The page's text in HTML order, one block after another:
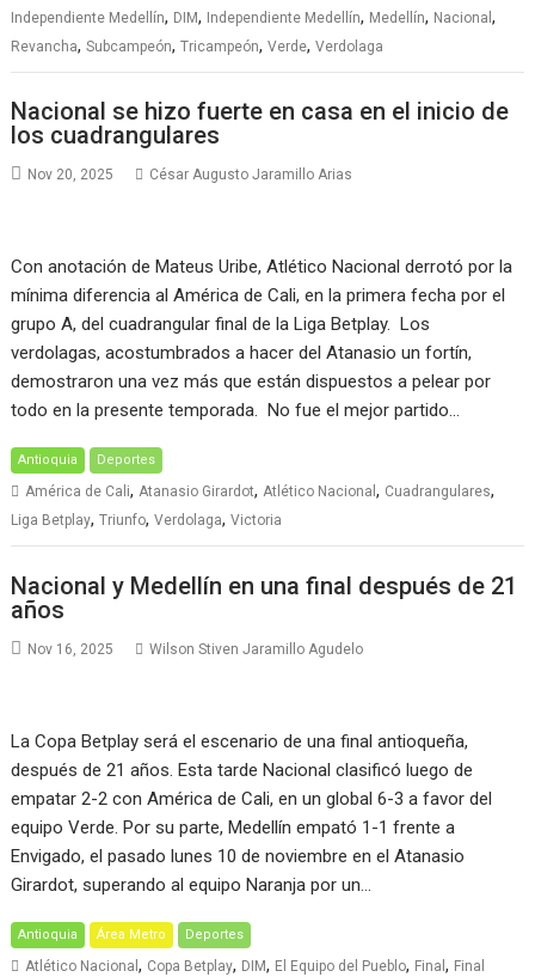
Independiente Medellín, DIM, Independiente Medellín, Medellín, Nacional,
Revancha,Subcampeón,Tricampeón,Verde,Verdolaga
Nacional se hizo fuerte en casa en el inicio de
los cuadrangulares
Nov 20, 2025 César Augusto Jaramillo Arias
Con anotación de Mateus Uribe, Atlético Nacional derrotó por la
mínima diferencia al América de Cali, en la primera fecha por el
grupo A, del cuadrangular final de la Liga Betplay. Los
verdolagas, acostumbrados a hacer del Atanasio un fortín,
demostraron una vez más que están dispuestos a pelear por
todo en la presente temporada. No fue el mejor partido…
Antioquia Deportes
América de Cali,Atanasio Girardot,Atlético Nacional, Cuadrangulares,
Liga Betplay,Triunfo,Verdolaga,Victoria
Nacional y Medellín en una final después de 21
años
Nov 16, 2025 Wilson Stiven Jaramillo Agudelo
La Copa Betplay será el escenario de una final antioqueña,
después de 21 años. Esta tarde Nacional clasificó luego de
empatar 2-2 con América de Cali, en un global 6-3 a favor del
equipo Verde. Por su parte, Medellín empató 1-1 frente a
Envigado, el pasado lunes 10 de noviembre en el Atanasio
Girardot, superando al equipo Naranja por un…
Antioquia Área Metro Deportes
Atlético Nacional, Copa Betplay, DIM, El Equipo del Pueblo, Final, Final